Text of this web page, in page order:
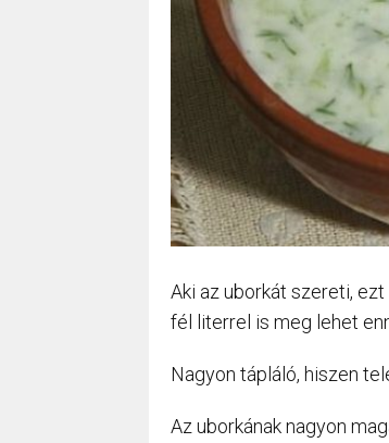
Aki az uborkát szereti,
fél literrel is meg lehet
Nagyon tápláló, hiszen
Az uborkának nagyon